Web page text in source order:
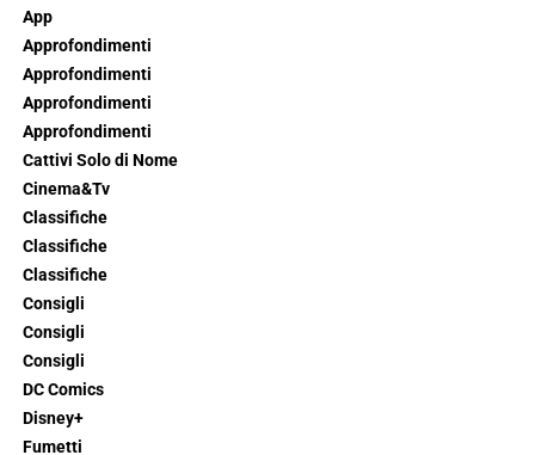
App
Approfondimenti
Approfondimenti
Approfondimenti
Approfondimenti
Cattivi Solo di Nome
Cinema&Tv
Classifiche
Classifiche
Classifiche
Consigli
Consigli
Consigli
DC Comics
Disney+
Fumetti